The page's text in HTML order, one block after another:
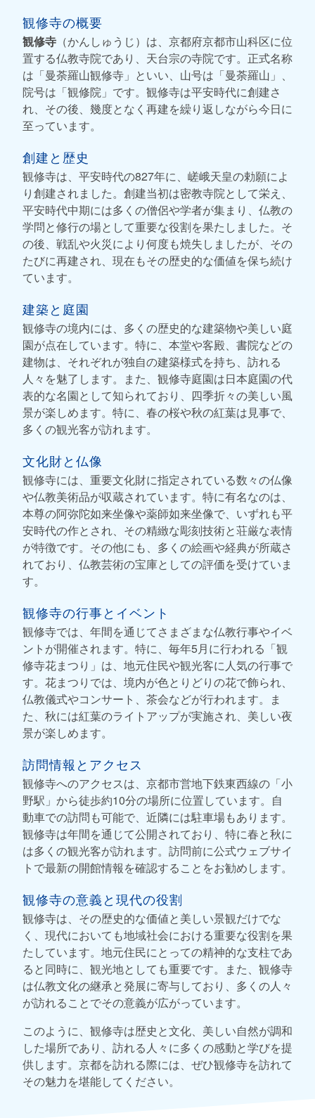
観修寺の概要
観修寺 （かんしゅうじ）は、京都府京都市山科区に位
置する仏教寺院であり、天台宗の寺院です。正式名称
は「曼荼羅山観修寺」といい、山号は「曼荼羅山」、
院号は「観修院」です。観修寺は平安時代に創建さ
れ、その後、幾度となく再建を繰り返しながら今日に
至っています。
創建と歴史
観修寺は、平安時代の827年に、嵯峨天皇の勅願によ
り創建されました。創建当初は密教寺院として栄え、
平安時代中期には多くの僧侶や学者が集まり、仏教の
学問と修行の場として重要な役割を果たしました。そ
の後、戦乱や火災により何度も焼失しましたが、その
たびに再建され、現在もその歴史的な価値を保ち続け
ています。
建築と庭園
観修寺の境内には、多くの歴史的な建築物や美しい庭
園が点在しています。特に、本堂や客殿、書院などの
建物は、それぞれが独自の建築様式を持ち、訪れる
人々を魅了します。また、観修寺庭園は日本庭園の代
表的な名園として知られており、四季折々の美しい風
景が楽しめます。特に、春の桜や秋の紅葉は見事で、
多くの観光客が訪れます。
文化財と仏像
観修寺には、重要文化財に指定されている数々の仏像
や仏教美術品が収蔵されています。特に有名なのは、
本尊の阿弥陀如来坐像や薬師如来坐像で、いずれも平
安時代の作とされ、その精緻な彫刻技術と荘厳な表情
が特徴です。その他にも、多くの絵画や経典が所蔵さ
れており、仏教芸術の宝庫としての評価を受けていま
す。
観修寺の行事とイベント
観修寺では、年間を通じてさまざまな仏教行事やイベ
ントが開催されます。特に、毎年5月に行われる「観
修寺花まつり」は、地元住民や観光客に人気の行事で
す。花まつりでは、境内が色とりどりの花で飾られ、
仏教儀式やコンサート、茶会などが行われます。ま
た、秋には紅葉のライトアップが実施され、美しい夜
景が楽しめます。
訪問情報とアクセス
観修寺へのアクセスは、京都市営地下鉄東西線の「小
野駅」から徒歩約10分の場所に位置しています。自
動車での訪問も可能で、近隣には駐車場もあります。
観修寺は年間を通じて公開されており、特に春と秋に
は多くの観光客が訪れます。訪問前に公式ウェブサイ
トで最新の開館情報を確認することをお勧めします。
観修寺の意義と現代の役割
観修寺は、その歴史的な価値と美しい景観だけでな
く、現代においても地域社会における重要な役割を果
たしています。地元住民にとっての精神的な支柱であ
ると同時に、観光地としても重要です。また、観修寺
は仏教文化の継承と発展に寄与しており、多くの人々
が訪れることでその意義が広がっています。
このように、観修寺は歴史と文化、美しい自然が調和
した場所であり、訪れる人々に多くの感動と学びを提
供します。京都を訪れる際には、ぜひ観修寺を訪れて
その魅力を堪能してください。